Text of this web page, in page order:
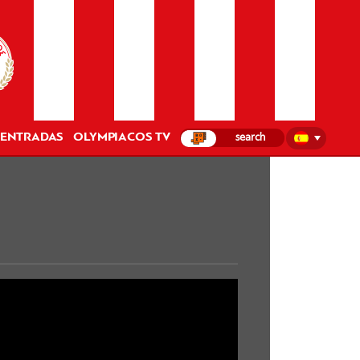
ENTRADAS OLYMPIACOS TV